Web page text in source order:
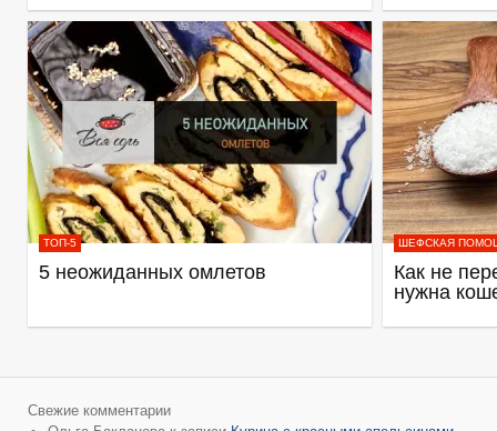
ТОП-5
5 неожиданных омлетов
ШЕФСКАЯ
Как не
нужна
Свежие комментарии